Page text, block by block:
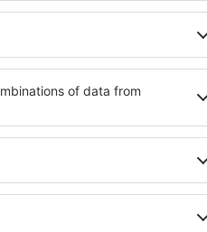
doriţi cazare de lux în La
să se potrivească. Veți găsi tot
de afaceri la
Plagne cu facilități pentru
precum și pentru cei care
fel de facilităţi